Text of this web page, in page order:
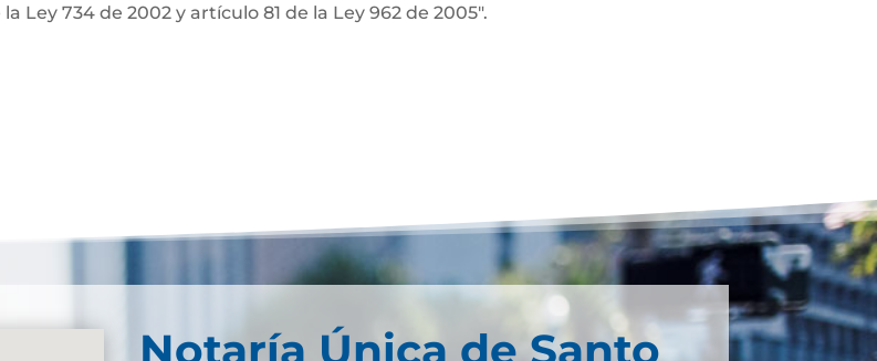
Ley 734 de 2002 y artículo 81 de la Ley 962 de 2005".
Notaría Única de Santo